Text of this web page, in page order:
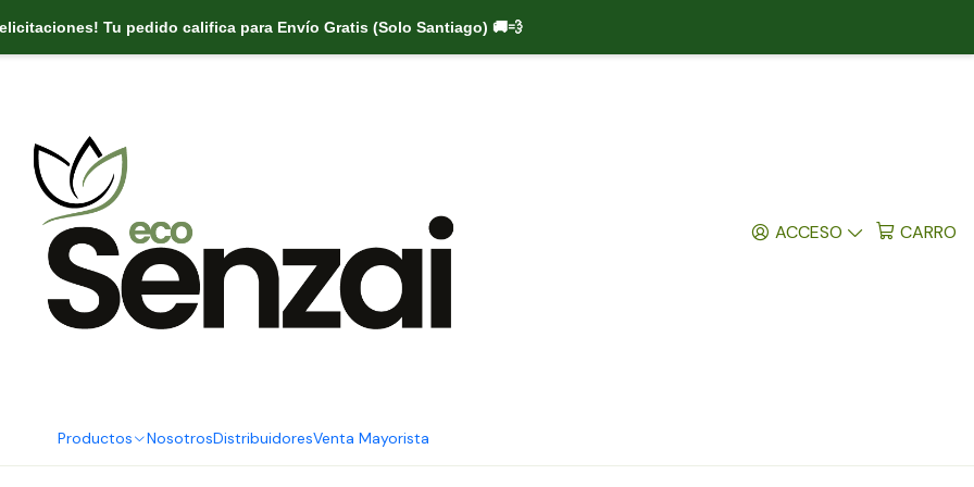
Tu pedido califica para Envío Gratis (Solo Santiago) 🚚💨
ACCESO CARRO
Productos NosotrosDistribuidoresVenta Mayorista